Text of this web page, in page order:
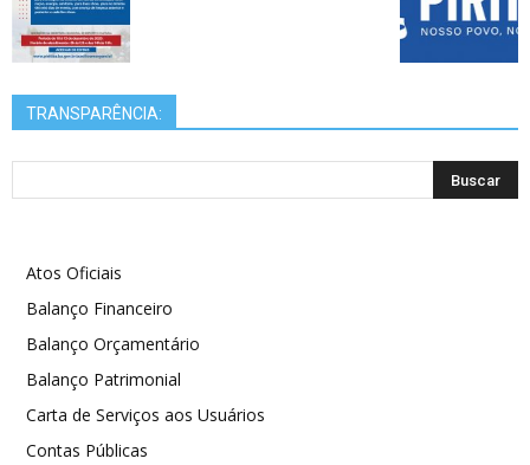
TRANSPARÊNCIA:
Atos Oficiais
Balanço Financeiro
Balanço Orçamentário
Balanço Patrimonial
Carta de Serviços aos Usuários
Contas Públicas